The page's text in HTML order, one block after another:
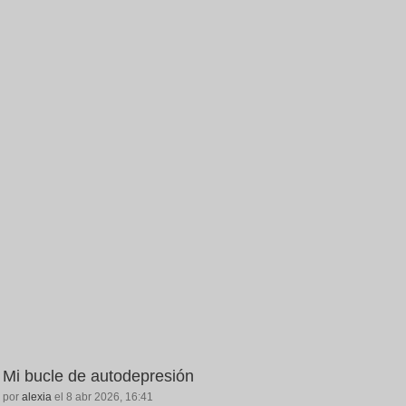
Mi bucle de autodepresión
por alexia el 8 abr 2026, 16:41